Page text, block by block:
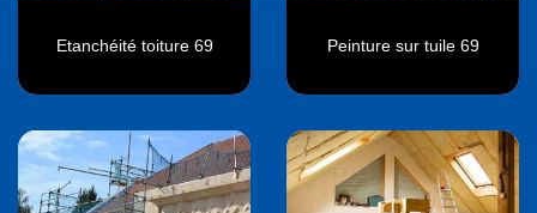
Etanchéité toiture 69 Peinture sur tuile 69